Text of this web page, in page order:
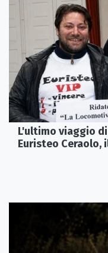
L'ultimo viaggio
Euristeo Ceraolo,